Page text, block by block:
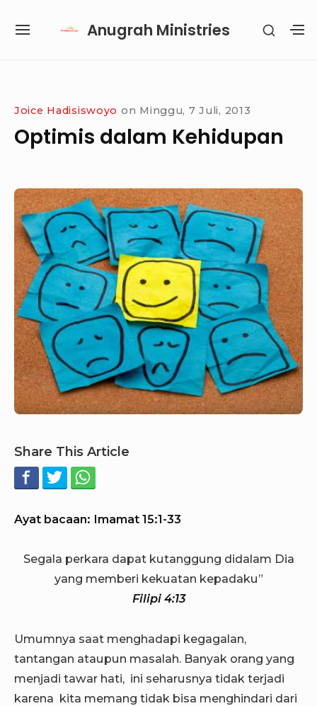
Anugrah Ministries
SITE
SHOW
Joice Hadisiswoyo on Minggu, 7 Juli, 2013
Optimis dalam Kehidupan
Share This Article
Ayat bacaan: Imamat 15:1-33
Segala perkara dapat kutanggung didalam Dia
yang memberi kekuatan kepadaku”
Filipi 4:13
Umumnya saat menghadapi kegagalan,
tantangan ataupun masalah. Banyak orang yang
menjadi tawar hati, ini seharusnya tidak terjadi
karena kita memang tidak bisa menghindari dari